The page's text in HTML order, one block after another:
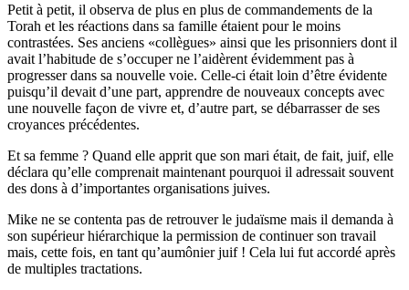
Petit à petit, il observa de plus en plus de commandements de la
Torah et les réactions dans sa famille étaient pour le moins
contrastées. Ses anciens «collègues» ainsi que les prisonniers dont il
avait l’habitude de s’occuper ne l’aidèrent évidemment pas à
progresser dans sa nouvelle voie. Celle-ci était loin d’être évidente
puisqu’il devait d’une part, apprendre de nouveaux concepts avec
une nouvelle façon de vivre et, d’autre part, se débarrasser de ses
croyances précédentes.
Et sa femme ? Quand elle apprit que son mari était, de fait, juif, elle
déclara qu’elle comprenait maintenant pourquoi il adressait souvent
des dons à d’importantes organisations juives.
Mike ne se contenta pas de retrouver le judaïsme mais il demanda à
son supérieur hiérarchique la permission de continuer son travail
mais, cette fois, en tant qu’aumônier juif ! Cela lui fut accordé après
de multiples tractations.